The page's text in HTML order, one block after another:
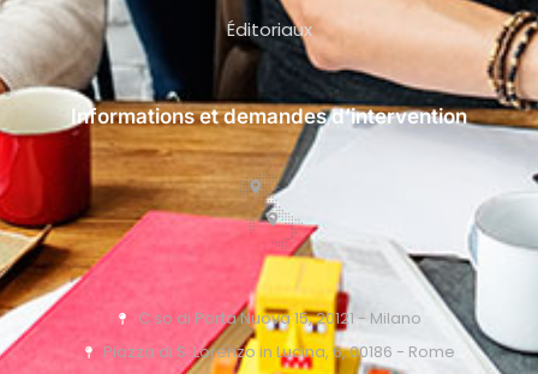
Éditoriaux
Informations et demandes d’intervention
C.so di Porta Nuova 15, 20121 - Milano
Piazza di S. Lorenzo in Lucina, 6, 00186 - Rome